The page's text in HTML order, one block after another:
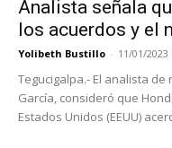
Analista señala
los acuerdos y el
Yolibeth Bustillo - 11/01/2023
Tegucigalpa.- El analista
García, consideró que
Estados Unidos (EEUU)